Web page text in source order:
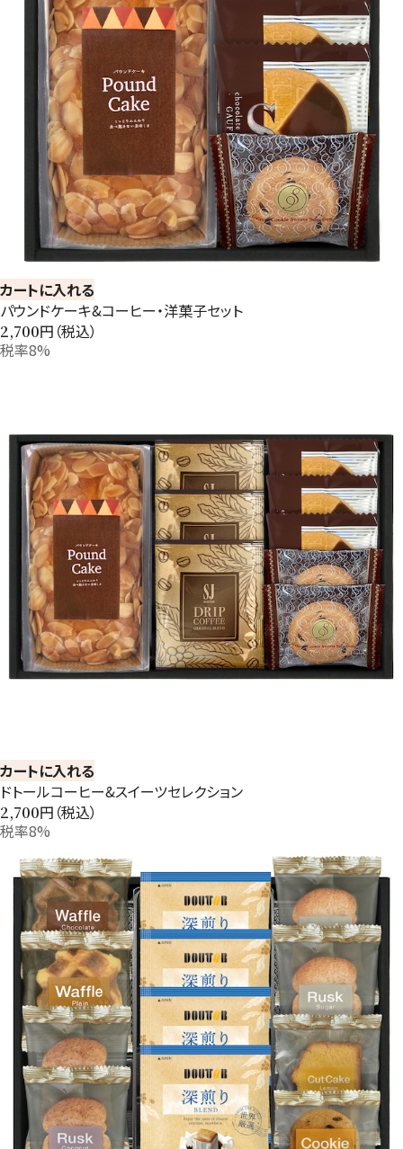
カートに入れる
パウンドケーキ&コーヒー・洋菓子セット
2,700円（税込）
税率8%
カートに入れる
ドトールコーヒー&スイーツセレクション
2,700円（税込）
税率8%